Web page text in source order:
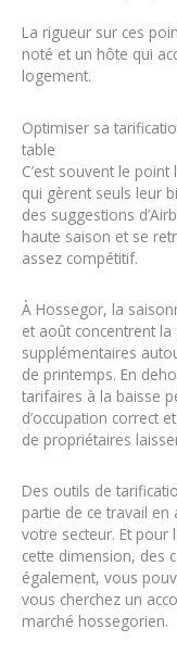
La rigueur sur ces
noté et un hôte qui
logement.
Optimiser sa
table
C’est souvent le
qui gèrent seuls leur
des suggestions
haute saison et se
assez compétitif.
À Hossegor, la
et août concentrent
supplémentaires
de printemps. En
tarifaires à la baisse
d’occupation correct
de propriétaires
Des outils de
partie de ce travail
votre secteur. Et
cette dimension, des
également, vous
vous cherchez un
marché hossegorien.